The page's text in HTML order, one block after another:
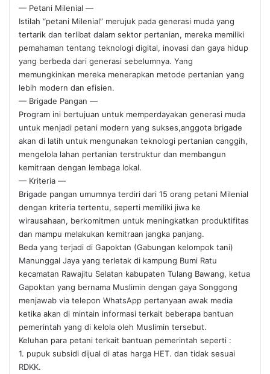
— Petani Milenial —
Istilah “petani Milenial” merujuk pada generasi muda yang
tertarik dan terlibat dalam sektor pertanian, mereka memiliki
pemahaman tentang teknologi digital, inovasi dan gaya hidup
yang berbeda dari generasi sebelumnya. Yang
memungkinkan mereka menerapkan metode pertanian yang
lebih modern dan efisien.
— Brigade Pangan —
Program ini bertujuan untuk memperdayakan generasi muda
untuk menjadi petani modern yang sukses,anggota brigade
akan di latih untuk mengunakan teknologi pertanian canggih,
mengelola lahan pertanian terstruktur dan membangun
kemitraan dengan lembaga lokal.
— Kriteria —
Brigade pangan umumnya terdiri dari 15 orang petani Milenial
dengan kriteria tertentu, seperti memiliki jiwa ke
wirausahaan, berkomitmen untuk meningkatkan produktifitas
dan mampu melakukan kemitraan jangka panjang.
Beda yang terjadi di Gapoktan (Gabungan kelompok tani)
Manunggal Jaya yang terletak di kampung Bumi Ratu
kecamatan Rawajitu Selatan kabupaten Tulang Bawang, ketua
Gapoktan yang bernama Muslimin dengan gaya Songgong
menjawab via telepon WhatsApp pertanyaan awak media
ketika akan di mintain informasi terkait beberapa bantuan
pemerintah yang di kelola oleh Muslimin tersebut.
Keluhan para petani terkait bantuan pemerintah seperti :
1. pupuk subsidi dijual di atas harga HET. dan tidak sesuai
RDKK.